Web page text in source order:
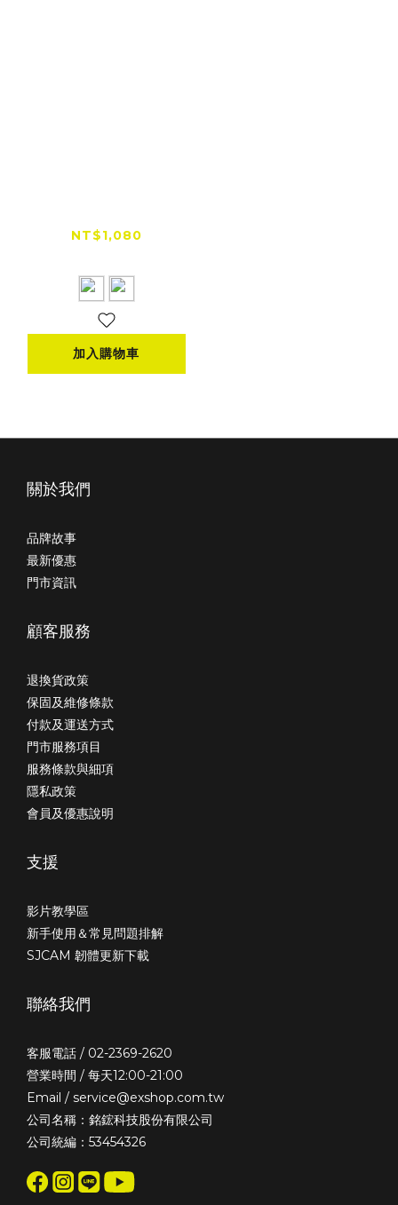
NT$1,080
加入購物車
關於我們
品牌故事
最新優惠
門市資訊
顧客服務
退換貨政策
保固及維修條款
付款及運送方式
門市服務項目
服務條款與細項
隱私政策
會員及優惠說明
支援
影片教學區
新手使用＆常見問題排解
SJCAM 韌體更新下載
聯絡我們
客服電話 / 02-2369-2620
營業時間 / 每天12:00-21:00
Email / service@exshop.com.tw
公司名稱：銘鋐科技股份有限公司
公司統編：53454326